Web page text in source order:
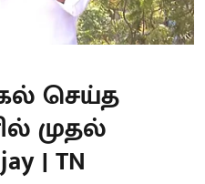
செய்த
முதல்
| TN